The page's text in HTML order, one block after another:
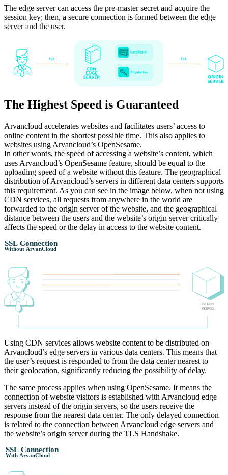
The edge server can access the pre-master secret and acquire the
session key; then, a secure connection is formed between the edge
server and the user.
The Highest Speed is Guaranteed
Arvancloud accelerates websites and facilitates users’ access to
online content in the shortest possible time. This also applies to
websites using Arvancloud’s OpenSesame.
In other words, the speed of accessing a website’s content, which
uses Arvancloud’s OpenSesame feature, should be equal to the
uploading speed of a website without this feature. The geographical
distribution of Arvancloud’s servers in different data centers supports
this requirement. As you can see in the image below, when not using
CDN services, all requests from anywhere in the world are
forwarded to the origin server of the website, and the geographical
distance between the users and the website’s origin server critically
affects the speed or the delay in access to the website content.
ORIGIN
SERVER
SSL Connection
Without ArvanCloud
Using CDN services allows website content to be distributed on
Arvancloud’s edge servers in various data centers. This means that
the user’s request is responded to from the data center nearest to
their geolocation, significantly reducing the possibility of delay.
The same process applies when using OpenSesame. It means the
connection of website visitors is established with Arvancloud edge
servers instead of the origin servers, so the users receive the
response from the nearest data center. The only delayed connection
is related to the connection between Arvancloud edge servers and
the website’s origin server during the TLS Handshake.
SSL Connection
With ArvanCloud